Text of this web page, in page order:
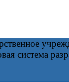
система